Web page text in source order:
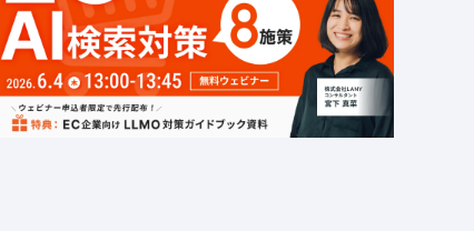
定員数：500名
金額：無料
場所：オンライン
データベース型サイト EC